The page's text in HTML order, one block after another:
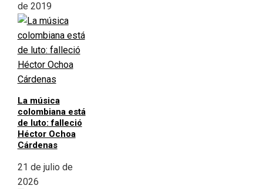
de 2019
La música
colombiana está
de luto: falleció
Héctor Ochoa
Cárdenas
21 de julio de
2026